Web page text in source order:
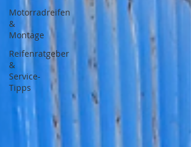
Motorradreifen
&
Montage
Reifenratgeber
&
Service-
Tipps